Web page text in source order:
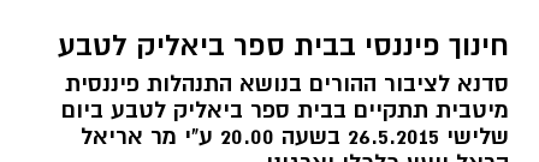
חינוך פיננסי בבית ספר ביאליק לטבע
סדנא לציבור ההורים בנושא התנהלות פיננסית
מיטבית תתקיים בבית ספר ביאליק לטבע ביום
שלישי 26.5.2015 בשעה 20.00 ע"י מר אריאל